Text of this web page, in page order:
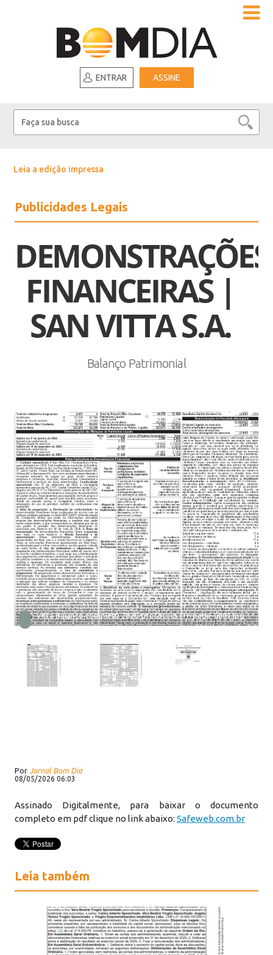
ENTRAR ASSINE
Leia a edição impressa
Publicidades Legais
DEMONSTRAÇÕES
FINANCEIRAS |
SAN VITTA S.A.
Balanço Patrimonial
San Vitta Balanço completo 2026-protocolo (1)_page-0001.jpg
PorJornal Bom Dia
08/05/2026 06:03
Assinado Digitalmente, para baixar o documento
completo em pdf clique no link abaixo:Safeweb.com.br
Leia também